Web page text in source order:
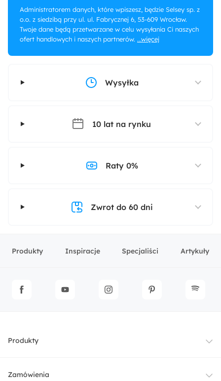
Administratorem danych, które wpiszesz, będzie Selsey sp. z
o.o. z siedzibą przy ul. ul. Fabrycznej 6, 53-609 Wrocław.
Twoje dane będą przetwarzane w celu wysyłania Ci naszych
ofert handlowych i naszych partnerów. ...więcej
Wysyłka
10 lat na rynku
Raty 0%
Zwrot do 60 dni
Produkty Inspiracje Specjaliści Artykuły
Produkty
Meble
Zamówienia